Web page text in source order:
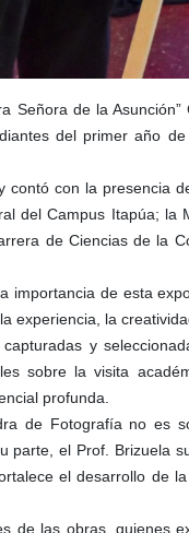
Señora de la
del primer año
con la presencia
del Campus Itapúa;
de Ciencias de la
importancia de esta
experiencia, la
y
sobre la visita
profunda.
de Fotografía no es
parte, el Prof. Brizuela
el desarrollo
de las obras, quienes